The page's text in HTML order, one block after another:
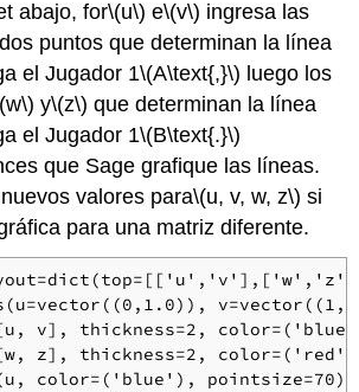
abajo, for\(u\) e\(v\) ingresa las
puntos que determinan la línea
el Jugador 1\(A\text{,}\) luego los
y\(z\) que determinan la línea
el Jugador 1\(B\text{.}\)
que Sage grafique las líneas.
valores para\(u, v, w, z\) si
para una matriz diferente.
v], thickness=2,
z], thickness=2,
color=('blue'), pointsize=70)